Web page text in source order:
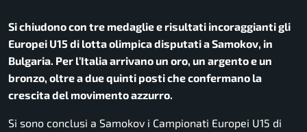
Si chiudono con tre medaglie e risultati incoraggianti gli
Europei U15 di lotta olimpica disputati a Samokov, in
Bulgaria. Per l’Italia arrivano un oro, un argento e un
bronzo, oltre a due quinti posti che confermano la
crescita del movimento azzurro.
Si sono conclusi a Samokov i Campionati Europei U15 di